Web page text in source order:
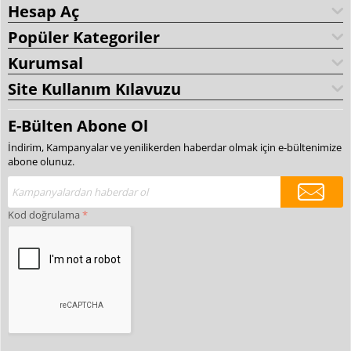
Hesap Aç
Popüler Kategoriler
Kurumsal
Site Kullanım Kılavuzu
E-Bülten Abone Ol
İndirim, Kampanyalar ve yenilikerden haberdar olmak için e-bültenimize
abone olunuz.
Kod doğrulama